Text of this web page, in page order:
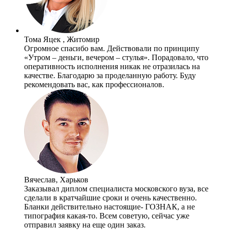
Тома Яцек , Житомир
Огромное спасибо вам. Действовали по принципу
«Утром – деньги, вечером – стулья». Порадовало, что
оперативность исполнения никак не отразилась на
качестве. Благодарю за проделанную работу. Буду
рекомендовать вас, как профессионалов.
Вячеслав, Харьков
Заказывал диплом специалиста московского вуза, все
сделали в кратчайшие сроки и очень качественно.
Бланки действительно настоящие- ГОЗНАК, а не
типография какая-то. Всем советую, сейчас уже
отправил заявку на еще один заказ.